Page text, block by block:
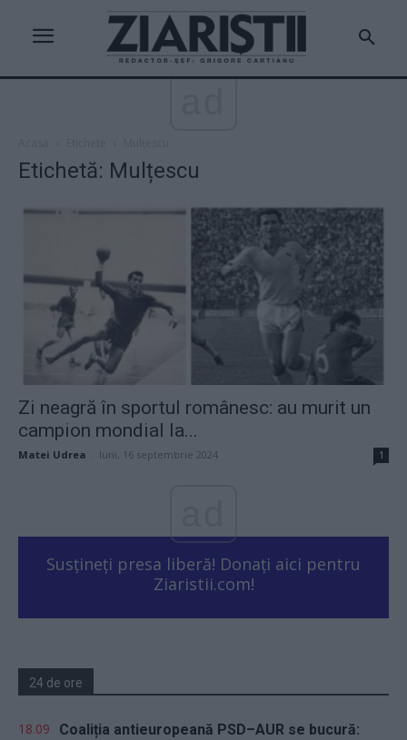
Etichetă: Mulțescu
Zi neagră în sportul românesc: au murit un
campion mondial la...
Matei Udrea luni, 16 septembrie 2024 1
Susțineți presa liberă! Donați aici pentru
Ziaristii.com!
24 de ore
18.09
Coaliția antieuropeană PSD–AUR se bucură: